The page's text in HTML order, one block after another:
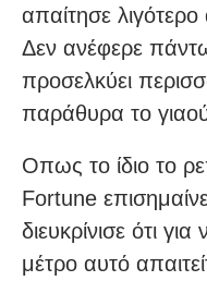
απαίτησε
Δεν ανέφερε
προσελκύει
παράθυρα το
Οπως το ίδιο το
Fortune
διευκρίνισε ότι
μέτρο αυτό